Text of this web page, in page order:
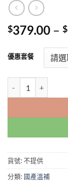
$379.00 – $
優惠套餐
貨號:不提供
分類: 國產溫補